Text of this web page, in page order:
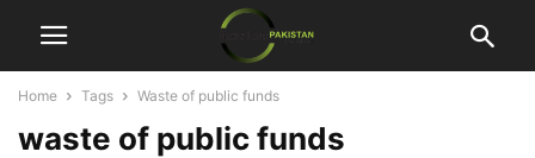
Home Tags Waste of public funds
waste of public funds